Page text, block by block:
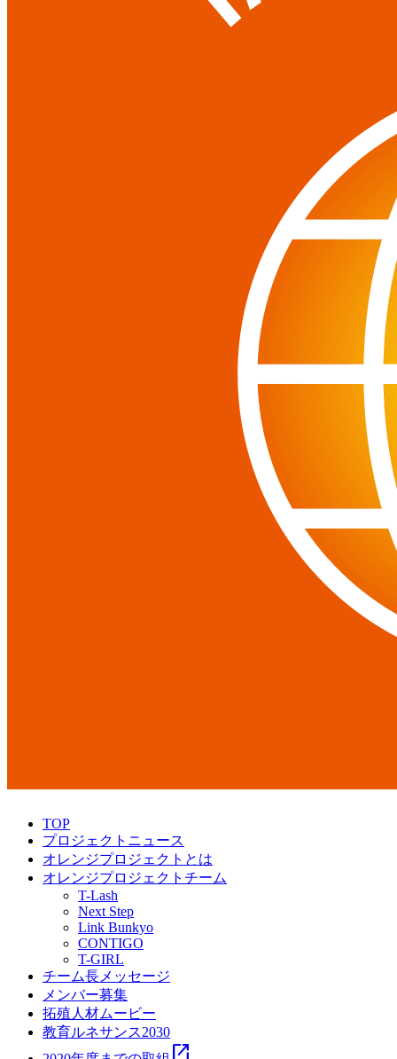
TOP
プロジェクトニュース
オレンジプロジェクトとは
オレンジプロジェクトチーム
T-Lash
Next Step
Link Bunkyo
CONTIGO
T-GIRL
チーム長メッセージ
メンバー募集
拓殖人材ムービー
教育ルネサンス2030
open_in_new